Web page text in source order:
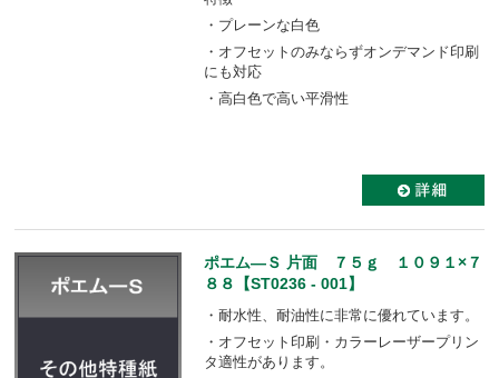
・プレーンな白色
・オフセットのみならずオンデマンド印刷
にも対応
・高白色で高い平滑性
ポエム―Ｓ 片面 ７５ｇ １０９１×７
８８【ST0236 - 001】
・耐水性、耐油性に非常に優れています。
・オフセット印刷・カラーレーザープリン
タ適性があります。